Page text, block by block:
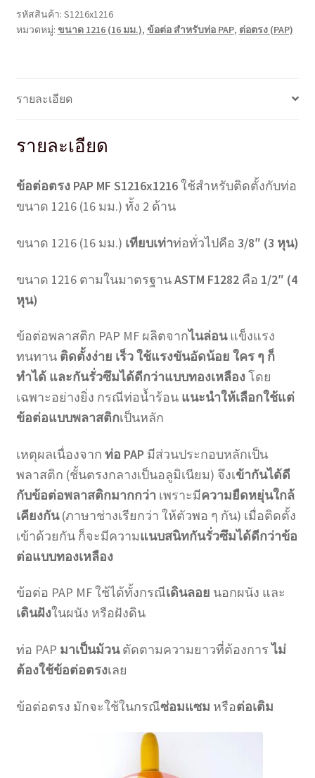
S1216x1216
(16มม.*16มม.)
รหัสสินค้า: S1216x1216
หมวดหมู่: ขนาด 1216 (16 มม.), ข้อต่อ สำหรับท่อ PAP, ต่อตรง (PAP)
รายละเอียด
รายละเอียด
ข้อต่อตรง PAP MF S1216x1216ใช้สำหรับติดตั้งกับท่อ
ขนาด 1216 (16 มม.) ทั้ง 2 ด้าน
ขนาด 1216 (16 มม.) เทียบเท่าท่อทั่วไปคือ 3/8″ (3 หุน)
ขนาด 1216 ตามในมาตรฐานASTM F1282คือ 1/2″ (4
หุน)
ข้อต่อพลาสติก PAP MF ผลิตจากไนล่อนแข็งแรง
ทนทาน ติดตั้งง่าย เร็ว ใช้แรงขันอัดน้อย ใคร ๆ ก็
ทำได้และกันรั่วซึมได้ดีกว่าแบบทองเหลืองโดย
เฉพาะอย่างยิ่ง กรณีท่อน้ำร้อน แนะนำให้เลือกใช้แต่
ข้อต่อแบบพลาสติกเป็นหลัก
เหตุผลเนื่องจาก ท่อ PAP มีส่วนประกอบหลักเป็น
พลาสติก (ชั้นตรงกลางเป็นอลูมิเนียม) จึงเข้ากันได้ดี
กับข้อต่อพลาสติกมากกว่า เพราะมีความยืดหยุ่นใกล้
เคียงกัน(ภาษาช่างเรียกว่า ให้ตัวพอ ๆ กัน) เมื่อติดตั้ง
เข้าด้วยกัน ก็จะมีความแนบสนิทกันรั่วซึมได้ดีกว่าข้อ
ต่อแบบทองเหลือง
ข้อต่อ PAP MF ใช้ได้ทั้งกรณีเดินลอย นอกผนัง และ
เดินฝังในผนัง หรือฝังดิน
ท่อ PAP มาเป็นม้วนตัดตามความยาวที่ต้องการไม่
ต้องใช้ข้อต่อตรงเลย
ข้อต่อตรง มักจะใช้ในกรณีซ่อมแซม หรือต่อเติม